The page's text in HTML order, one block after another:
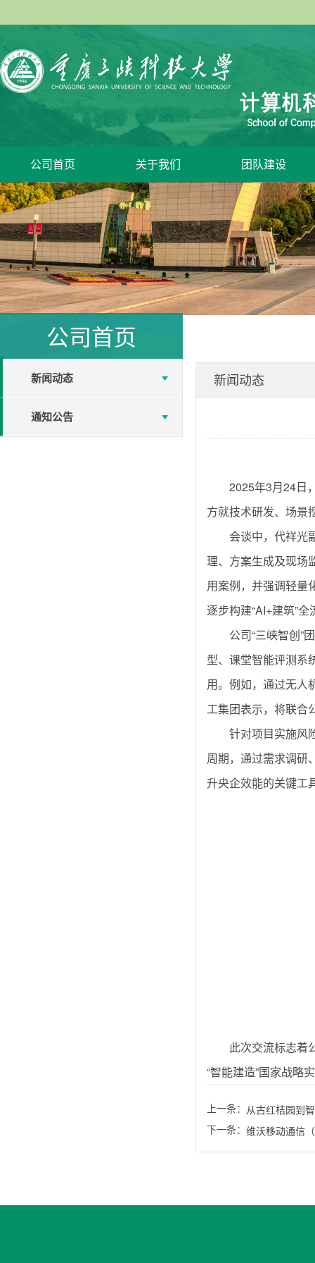
公司首页 关于我们 团队建设
公司首页
新闻动态
通知公告
新闻动态
2025年3月24日
方就技术研发、场景
会谈中，代祥光
理、方案生成及现场
用案例，并强调轻量
逐步构建“AI+建筑”
公司“三峡智创”
型、课堂智能评测系
用。例如，通过无人
工集团表示，将联合
针对项目实施风
周期，通过需求调研
升央企效能的关键工
此次交流标志着
“智能建造”国家战略
上一条： 从古红桔园到
下一条： 维沃移动通信